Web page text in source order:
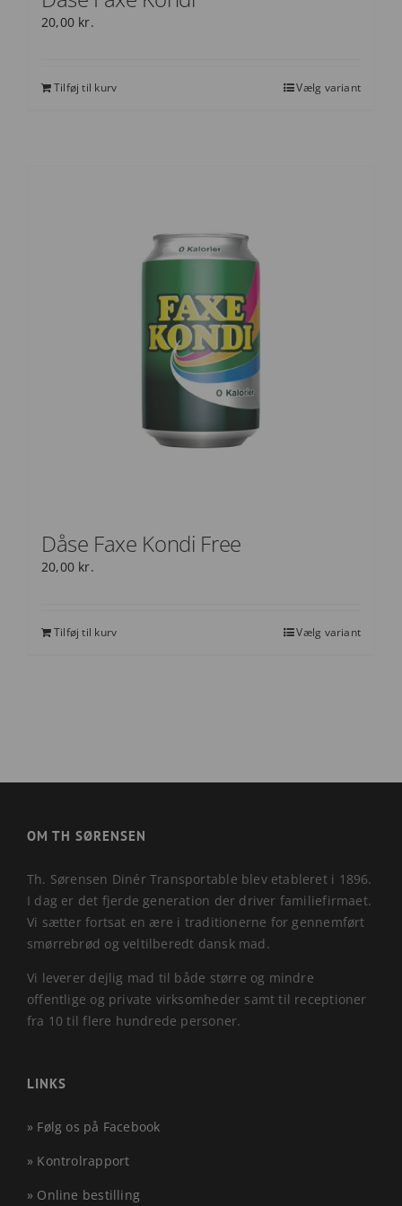
20,00 kr.
Tilføj til kurv Vælg variant
Dåse Faxe Kondi Free
20,00 kr.
Tilføj til kurv Vælg variant
OM TH SØRENSEN
Th. Sørensen Dinér Transportable blev etableret i 1896.
I dag er det fjerde generation der driver familiefirmaet.
Vi sætter fortsat en ære i traditionerne for gennemført
smørrebrød og veltilberedt dansk mad.
Vi leverer dejlig mad til både større og mindre
offentlige og private virksomheder samt til receptioner
fra 10 til flere hundrede personer.
LINKS
» Følg os på Facebook
» Kontrolrapport
» Online bestilling